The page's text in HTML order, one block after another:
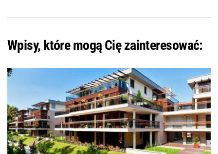
Wpisy, które mogą Cię zainteresować: